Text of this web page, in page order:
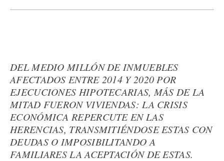
DEL MEDIO MILLÓN DE INMUEBLES
AFECTADOS ENTRE 2014 Y 2020 POR
EJECUCIONES HIPOTECARIAS, MÁS DE LA
MITAD FUERON VIVIENDAS: LA CRISIS
ECONÓMICA REPERCUTE EN LAS
HERENCIAS, TRANSMITIÉNDOSE ESTAS CON
DEUDAS O IMPOSIBILITANDO A
FAMILIARES LA ACEPTACIÓN DE ESTAS.